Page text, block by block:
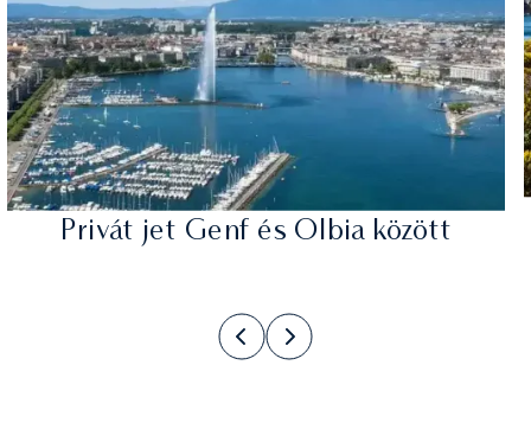
Privát jet Genf és Olbia között